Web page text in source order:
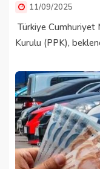
11/09/2025
Türkiye Cumhuriyet
Kurulu (PPK),